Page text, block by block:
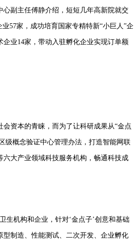
副主任傅静介绍，短短几年高新院就交
57家，成功培育国家专精特新“小巨人”企
业14家，带动入驻孵化企业实现订单额
资本的青睐，而为了让科研成果从“金点
级概念验证中心管理办法，打造智能网联
大产业领域科技服务机构，畅通科技成
生机构和企业，针对‘金点子’创意和基础
制造、性能测试、二次开发、企业孵化